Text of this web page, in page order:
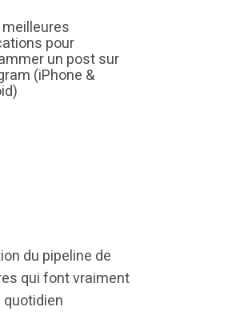
pour
un post sur
(iPhone &
du pipeline de
qui font vraiment